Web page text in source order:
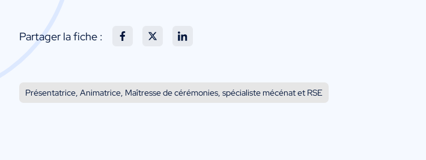
Partager la fiche :
Présentatrice, Animatrice, Maîtresse de cérémonies, spécialiste mécénat et RSE